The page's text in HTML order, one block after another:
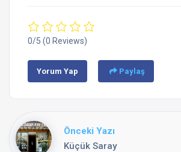
0/5 (0 Reviews)
Yorum Yap Paylaş
Önceki Yazı
Küçük Saray